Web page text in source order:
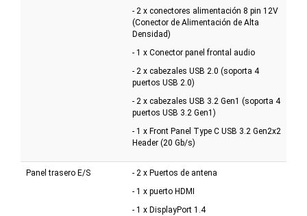
- 2 x conectores alimentación 8 pin 12V
(Conector de Alimentación de Alta
Densidad)
- 1 x Conector panel frontal audio
- 2 x cabezales USB 2.0 (soporta 4
puertos USB 2.0)
- 2 x cabezales USB 3.2 Gen1 (soporta 4
puertos USB 3.2 Gen1)
- 1 x Front Panel Type C USB 3.2 Gen2x2
Header (20 Gb/s)
Panel trasero E/S
- 2 x Puertos de antena
- 1 x puerto HDMI
- 1 x DisplayPort 1.4